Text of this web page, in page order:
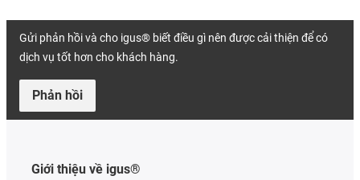
Gửi phản hồi và cho igus® biết điều gì nên được cải thiện để có
dịch vụ tốt hơn cho khách hàng.
Phản hồi
Giới thiệu về igus®